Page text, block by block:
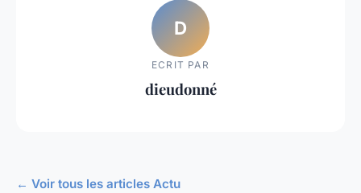
D
ECRIT PAR
dieudonné
← Voir tous les articles Actu